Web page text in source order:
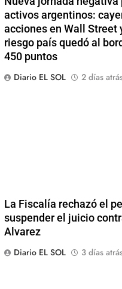
activos argentinos:
acciones en Wall Street
riesgo país quedó al
450 puntos
Diario EL SOL
2 días
La Fiscalía rechazó el
suspender el juicio
Alvarez
Diario EL SOL
3 días